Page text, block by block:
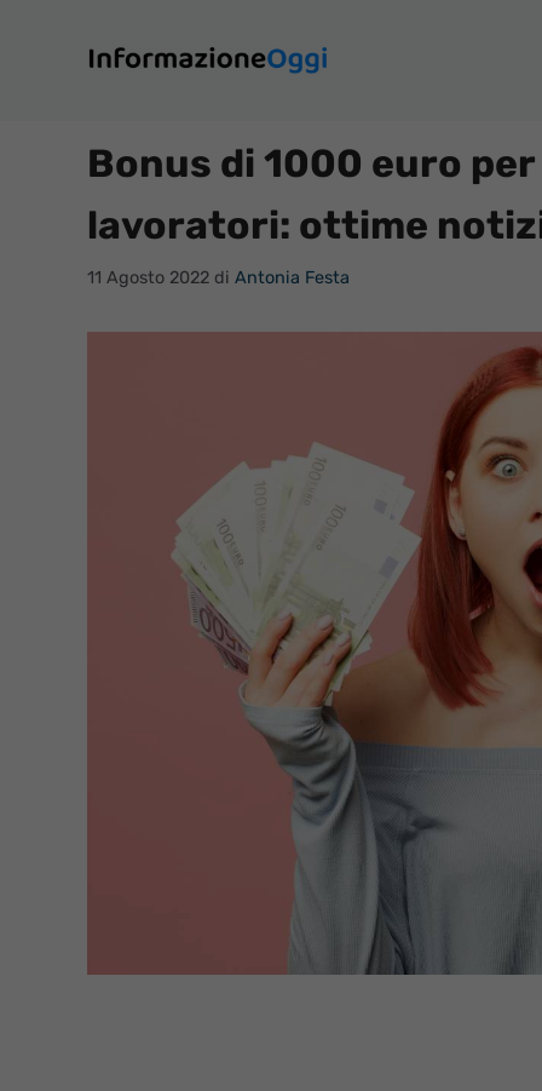
contenuto
Bonus di 1000 euro
lavoratori: ottime
11 Agosto 2022 di Antonia Festa